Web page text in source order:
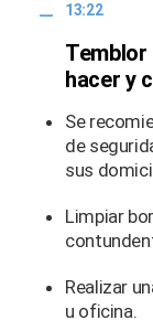
13:22
Temblor
hacer y
Se
de
sus
Limpiar
Realizar
u oficina.